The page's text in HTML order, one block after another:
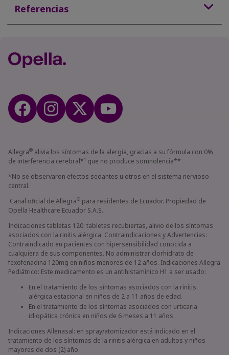
Referencias
Allegra® alivia los síntomas de la alergia, gracias a su fórmula con 0%
de interferencia cerebral*¹ que no produce somnolencia**
*No se observaron efectos sedantes u otros en el sistema nervioso
central.
Canal oficial de Allegra® para residentes de Ecuador. Propiedad de
Opella Healthcare Ecuador S.A.S.
Indicaciones tabletas 120: tabletas recubiertas, alivio de los síntomas
asociados con la rinitis alérgica. Contraindicaciones y Advertencias:
Contraindicado en pacientes con hipersensibilidad conocida a
cualquiera de sus componentes. No administrar clorhidrato de
fexofenadina 120mg en niños menores de 12 años. Indicaciones Allegra
Pediátrico: Este medicamento es un antihistamínico H1 a ser usado:
En el tratamiento de los síntomas asociados con la rinitis
alérgica estacional en niños de 2 a 11 años de edad.
En el tratamiento de los síntomas asociados con urticaria
idiopática crónica en niños de 6 meses a 11 años.
Indicaciones Allenasal: en spray/atomizador está indicado en el
tratamiento de los síntomas de la rinitis alérgica en adultos y niños
mayores de dos (2) año